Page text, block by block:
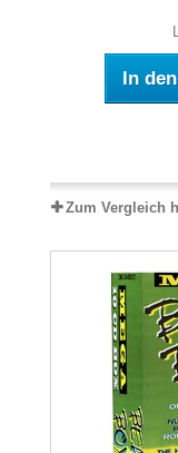
In
Zum Vergleich